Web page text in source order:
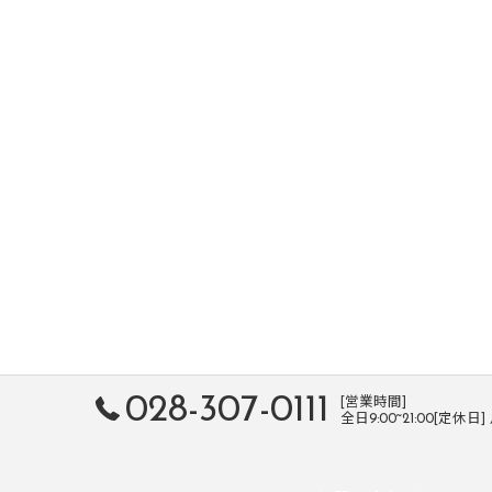
028-307-0111
[営業時間]
全日9:00~21:00[定休日]